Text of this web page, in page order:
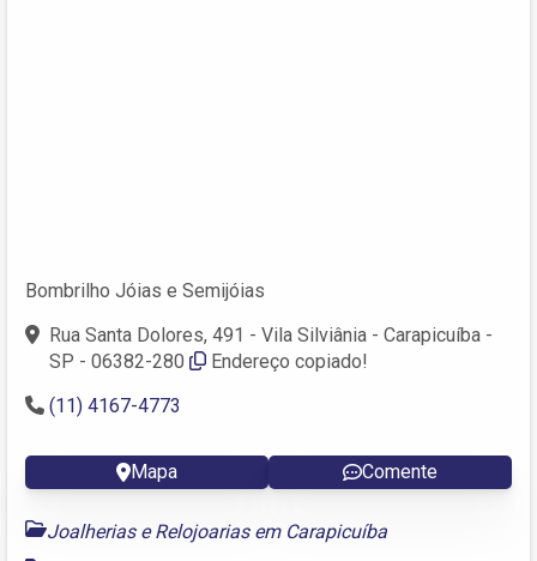
Bombrilho Jóias e Semijóias
Rua Santa Dolores, 491 - Vila Silviânia - Carapicuíba -
SP - 06382-280
Endereço copiado!
(11) 4167-4773
Mapa Comente
Joalherias e Relojoarias em Carapicuíba